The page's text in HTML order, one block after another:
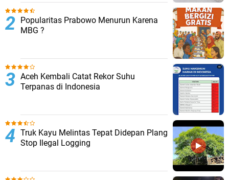
Popularitas Prabowo Menurun Karena
MBG ?
Aceh Kembali Catat Rekor Suhu
Terpanas di Indonesia
Truk Kayu Melintas Tepat Didepan Plang
Stop Ilegal Logging